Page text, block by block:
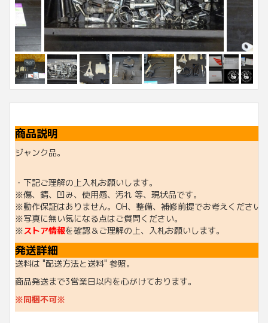
商品説明
ジャンク品。
・下記ご理解の上入札お願いします。
※傷、錆、凹み、使用感、汚れ 等、現状品です。
※動作保証はありません。OH、整備、補修前提でお考えください
※写真に無い気になる点はご質問ください。
※ストア情報を確認＆ご理解の上、入札お願いします。
発送詳細
送料は "配送方法と送料" 参照。
商品発送まで3営業日以内を心がけております。
※同梱不可※